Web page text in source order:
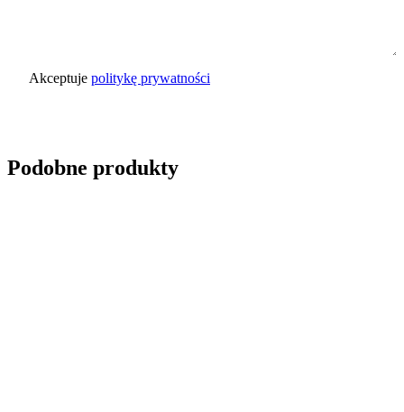
Akceptuje politykę prywatności
Podobne produkty